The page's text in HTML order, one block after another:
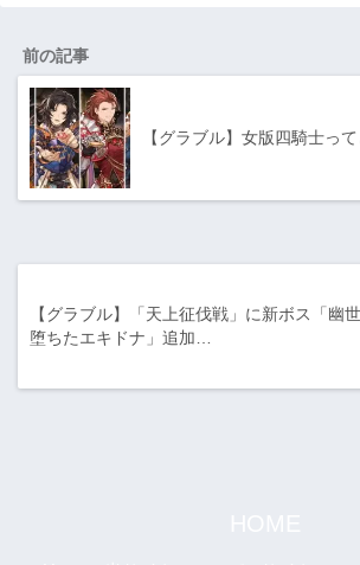
前の記事
【グラブル】女版四騎士っ
【グラブル】「天上征伐戦」に新ボス「幽
堕ちたエキドナ」追加…